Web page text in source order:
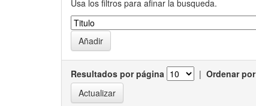
Usa los filtros para afinar la busqueda.
Resultados por página | Ordenar por